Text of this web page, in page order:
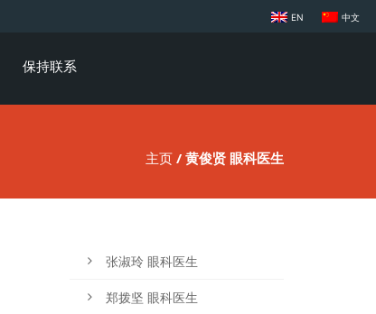
EN 中文
保持联系
主页 / 黄俊贤 眼科医生
张淑玲 眼科医生
郑拨坚 眼科医生